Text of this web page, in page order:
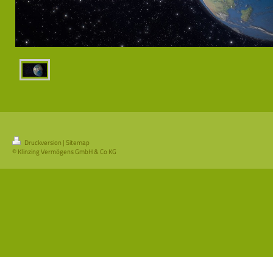
Druckversion |Sitemap
© Klinzing Vermögens GmbH & Co KG